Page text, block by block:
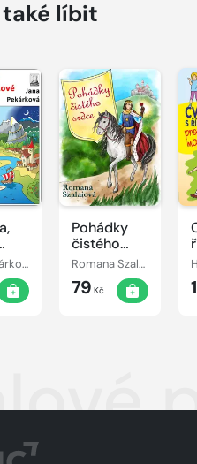
také líbit
Jana Pekárková
Pohádky
čistého
srdce
Romana Szalaiová
79 Kč